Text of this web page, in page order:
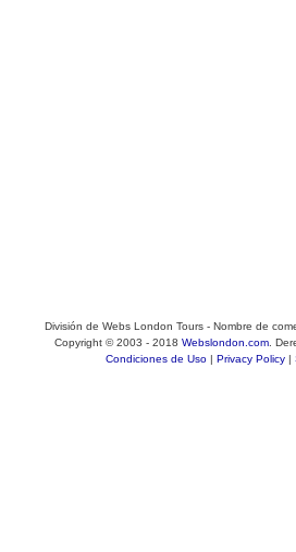
División de Webs London Tours - Nombre de
Copyright © 2003 - 2018 Webslondon.com .
Condiciones de Uso| Privacy Policy|